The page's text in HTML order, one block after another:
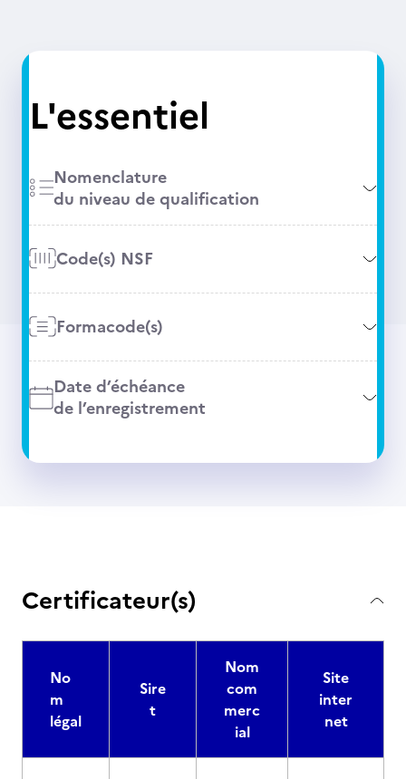
L'essentiel
Nomenclature
du niveau de qualification
Code(s) NSF
Formacode(s)
Date d’échéance
de l’enregistrement
Certificateur(s)
No
m
légal
Sire
t
Nom
com
merc
ial
Site
inter
net